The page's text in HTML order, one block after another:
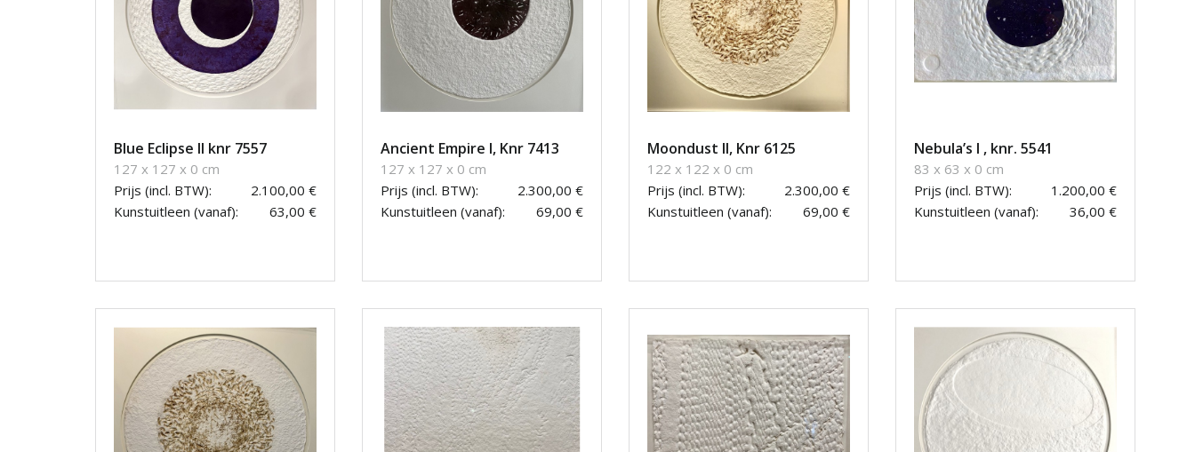
Blue Eclipse II knr 7557
127 x 127 x 0 cm
Prijs (incl. BTW):
2.100,00 €
Kunstuitleen (vanaf):
63,00 €
Ancient Empire I, Knr 7413
127 x 127 x 0 cm
Prijs (incl. BTW):
2.300,00 €
Kunstuitleen (vanaf):
69,00 €
Moondust II, Knr 6125
122 x 122 x 0 cm
Prijs (incl. BTW):
2.300,00 €
Kunstuitleen (vanaf):
69,00 €
Nebula’s I , knr. 5541
83 x 63 x 0 cm
Prijs (incl. BTW):
1.200,00 €
Kunstuitleen (vanaf):
36,00 €